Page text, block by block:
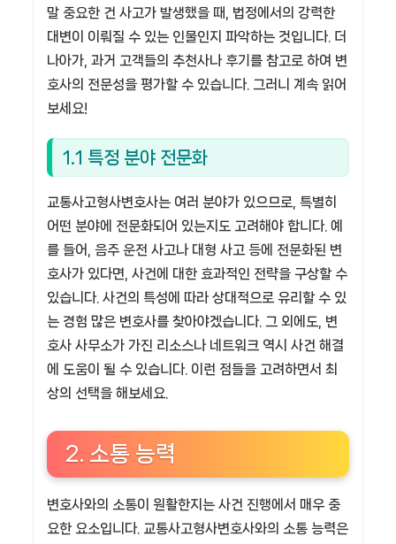
말 중요한 건 사고가 발생했을 때, 법정에서의 강력한
대변이 이뤄질 수 있는 인물인지 파악하는 것입니다. 더
나아가, 과거 고객들의 추천사나 후기 를 참고로 하여 변
호사의 전문성을 평가할 수 있습니다. 그러니 계속 읽어
보세요!
1.1 특정 분야 전문화
교통사고형사변호사는 여러 분야가 있으므로, 특별히
어떤 분야에 전문화되어 있는지도 고려해야 합니다. 예
를 들어, 음주 운전 사고나 대형 사고 등에 전문화된 변
호사가 있다면, 사건에 대한 효과적인 전략을 구상할 수
있습니다. 사건의 특성에 따라 상대적으로 유리할 수 있
는 경험 많은 변호사를 찾아야겠습니다. 그 외에도, 변
호사 사무소가 가진 리소스나 네트워크 역시 사건 해결
에 도움이 될 수 있습니다. 이런 점들을 고려하면서 최
상의 선택을 해보세요.
2. 소통 능력
변호사와의 소통이 원활한지는 사건 진행에서 매우 중
요한 요소입니다. 교통사고형사변호사와의 소통 능력은